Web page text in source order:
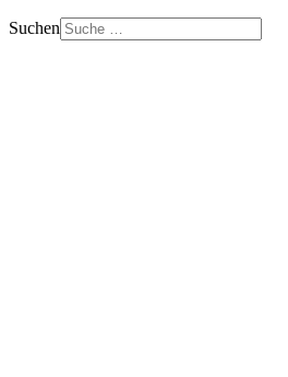
Suchen